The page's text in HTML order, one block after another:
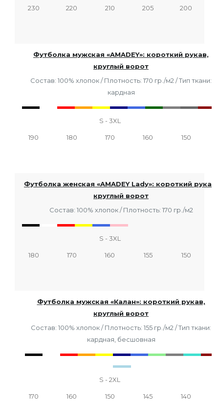
230 220 210 205 200
Футболка мужская «AMADEY»: короткий рукав,
круглый ворот
Состав: 100% хлопок / Плотность: 170 гр./м2 / Тип ткани:
кардная
S - 3XL
190 180 170 160 150
Футболка женская «AMADEY Lady»: короткий рукав,
круглый ворот
Состав: 100% хлопок / Плотность: 170 гр./м2
S - 3XL
180 170 160 155 150
Футболка мужская «Калан»: короткий рукав,
круглый ворот
Состав: 100% хлопок / Плотность: 155 гр./м2 / Тип ткани:
кардная, бесшовная
S - 2XL
170 160 150 145 140